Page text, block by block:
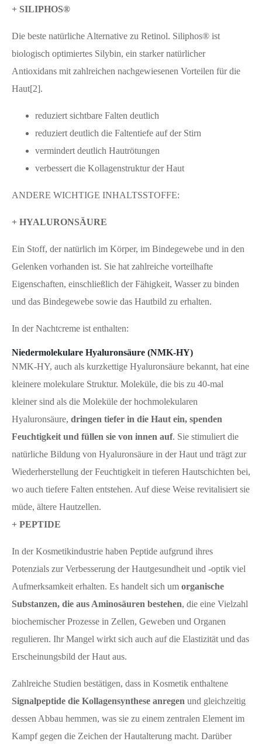
+ SILIPHOS®
Die beste natürliche Alternative zu Retinol. Siliphos® ist
biologisch optimiertes Silybin, ein starker natürlicher
Antioxidans mit zahlreichen nachgewiesenen Vorteilen für die
Haut[2].
reduziert sichtbare Falten deutlich
reduziert deutlich die Faltentiefe auf der Stirn
vermindert deutlich Hautrötungen
verbessert die Kollagenstruktur der Haut
ANDERE WICHTIGE INHALTSSTOFFE:
+ HYALURONSÄURE
Ein Stoff, der natürlich im Körper, im Bindegewebe und in den
Gelenken vorhanden ist. Sie hat zahlreiche vorteilhafte
Eigenschaften, einschließlich der Fähigkeit, Wasser zu binden
und das Bindegewebe sowie das Hautbild zu erhalten.
In der Nachtcreme ist enthalten:
Niedermolekulare Hyaluronsäure (NMK-HY)
NMK-HY, auch als kurzkettige Hyaluronsäure bekannt, hat eine
kleinere molekulare Struktur. Moleküle, die bis zu 40-mal
kleiner sind als die Moleküle der hochmolekularen
Hyaluronsäure, dringen tiefer in die Haut ein, spenden
Feuchtigkeit und füllen sie von innen auf. Sie stimuliert die
natürliche Bildung von Hyaluronsäure in der Haut und trägt zur
Wiederherstellung der Feuchtigkeit in tieferen Hautschichten bei,
wo auch tiefere Falten entstehen. Auf diese Weise revitalisiert sie
müde, ältere Hautzellen.
+ PEPTIDE
In der Kosmetikindustrie haben Peptide aufgrund ihres
Potenzials zur Verbesserung der Hautgesundheit und -optik viel
Aufmerksamkeit erhalten. Es handelt sich um organische
Substanzen, die aus Aminosäuren bestehen, die eine Vielzahl
biochemischer Prozesse in Zellen, Geweben und Organen
regulieren. Ihr Mangel wirkt sich auch auf die Elastizität und das
Erscheinungsbild der Haut aus.
Zahlreiche Studien bestätigen, dass in Kosmetik enthaltene
Signalpeptide die Kollagensynthese anregen und gleichzeitig
dessen Abbau hemmen, was sie zu einem zentralen Element im
Kampf gegen die Zeichen der Hautalterung macht. Darüber